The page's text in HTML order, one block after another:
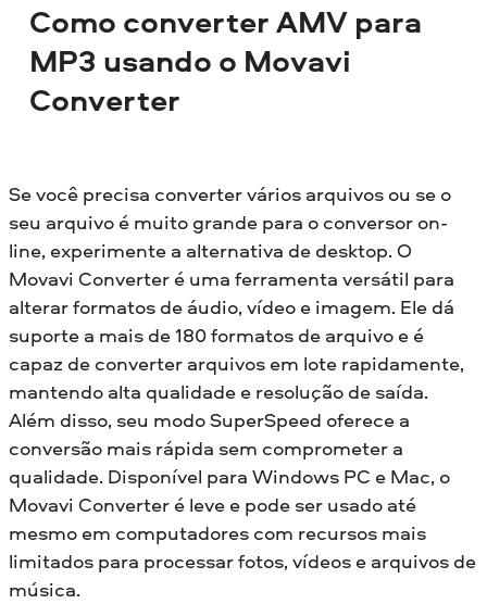
Como converter AMV para
MP3 usando o Movavi
Converter
Se você precisa converter vários arquivos ou se o
seu arquivo é muito grande para o conversor on-
line, experimente a alternativa de desktop. O
Movavi Converter é uma ferramenta versátil para
alterar formatos de áudio, vídeo e imagem. Ele dá
suporte a mais de 180 formatos de arquivo e é
capaz de converter arquivos em lote rapidamente,
mantendo alta qualidade e resolução de saída.
Além disso, seu modo SuperSpeed oferece a
conversão mais rápida sem comprometer a
qualidade. Disponível para Windows PC e Mac, o
Movavi Converter é leve e pode ser usado até
mesmo em computadores com recursos mais
limitados para processar fotos, vídeos e arquivos de
música.